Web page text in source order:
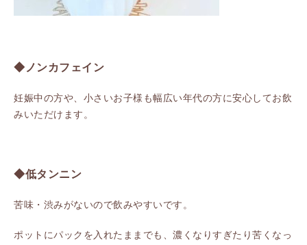
◆ノンカフェイン
妊娠中の方や、小さいお子様も幅広い年代の方に安心してお飲
みいただけます。
◆低タンニン
苦味・渋みがないので飲みやすいです。
ポットにパックを入れたままでも、濃くなりすぎたり苦くなっ